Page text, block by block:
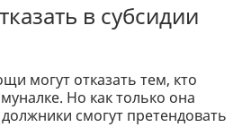
в субсидии
могут отказать тем, кто
Но как только она
смогут претендовать